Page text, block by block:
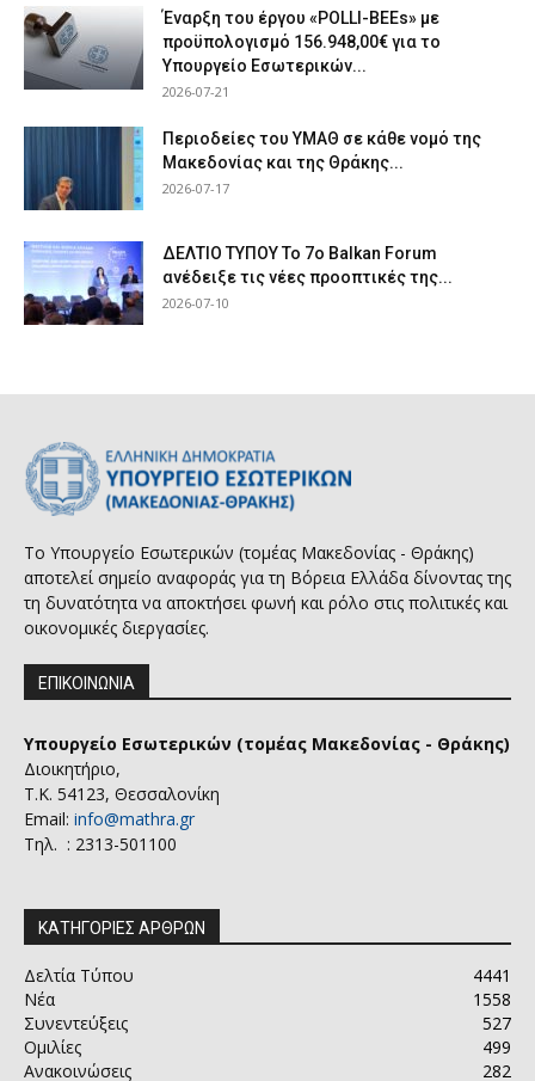
Έναρξη του έργου «POLLI-BEEs» με
προϋπολογισμό 156.948,00€ για το
Υπουργείο Εσωτερικών...
2026-07-21
Περιοδείες του ΥΜΑΘ σε κάθε νομό της
Μακεδονίας και της Θράκης...
2026-07-17
ΔΕΛΤΙΟ ΤΥΠΟΥ Το 7ο Balkan Forum
ανέδειξε τις νέες προοπτικές της...
2026-07-10
Το Υπουργείο Εσωτερικών (τομέας Μακεδονίας - Θράκης)
αποτελεί σημείο αναφοράς για τη Βόρεια Ελλάδα δίνοντας της
τη δυνατότητα να αποκτήσει φωνή και ρόλο στις πολιτικές και
οικονομικές διεργασίες.
ΕΠΙΚΟΙΝΩΝΙΑ
Υπουργείο Εσωτερικών (τομέας Μακεδονίας - Θράκης)
Διοικητήριο,
Τ.Κ. 54123, Θεσσαλονίκη
Email: info@mathra.gr
Τηλ. : 2313-501100
ΚΑΤΗΓΟΡΙΕΣ ΑΡΘΡΩΝ
Δελτία Τύπου
4441
Νέα
1558
Συνεντεύξεις
527
Ομιλίες
499
Ανακοινώσεις
282